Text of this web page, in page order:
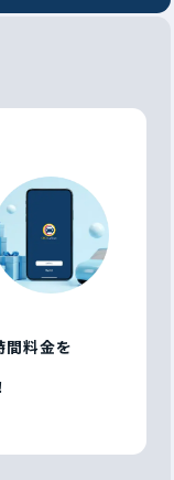
間料金を